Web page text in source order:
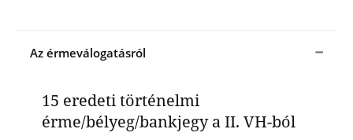
Az érmeválogatásról
15 eredeti történelmi
érme/bélyeg/bankjegy a II. VH-ból